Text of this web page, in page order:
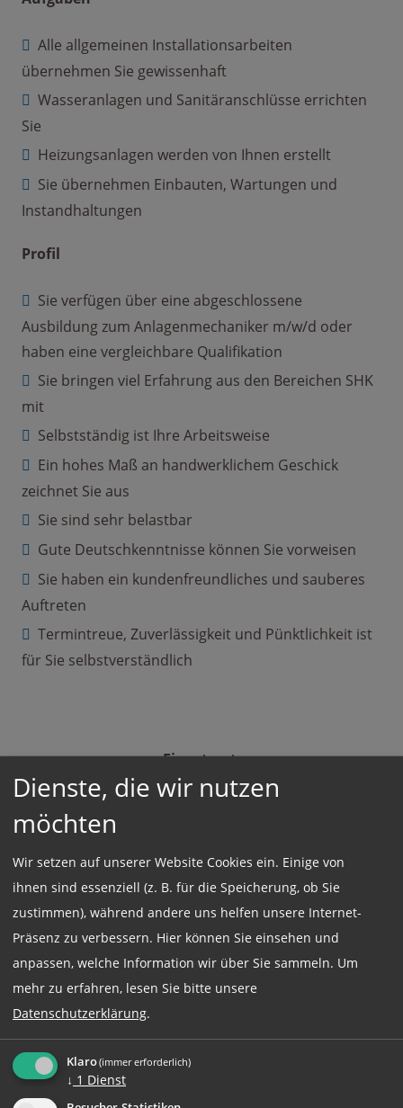
Alle allgemeinen Installationsarbeiten
übernehmen Sie gewissenhaft
Wasseranlagen und Sanitäranschlüsse errichten
Sie
Heizungsanlagen werden von Ihnen erstellt
Sie übernehmen Einbauten, Wartungen und
Instandhaltungen
Profil
Sie verfügen über eine abgeschlossene
Ausbildung zum Anlagenmechaniker m/w/d oder
haben eine vergleichbare Qualifikation
Sie bringen viel Erfahrung aus den Bereichen SHK
mit
Selbstständig ist Ihre Arbeitsweise
Ein hohes Maß an handwerklichem Geschick
zeichnet Sie aus
Sie sind sehr belastbar
Gute Deutschkenntnisse können Sie vorweisen
Sie haben ein kundenfreundliches und sauberes
Auftreten
Termintreue, Zuverlässigkeit und Pünktlichkeit ist
für Sie selbstverständlich
Einsatzort:
München
Beschäftigungsart:
Vollzeit
Jetzt online Bewerben
Weitere Jobs
Dienste, die wir nutzen
möchten
Wir setzen auf unserer Website Cookies ein. Einige von
ihnen sind essenziell (z. B. für die Speicherung, ob Sie
zustimmen), während andere uns helfen unsere Internet-
Präsenz zu verbessern. Hier können Sie einsehen und
anpassen, welche Information wir über Sie sammeln. Um
mehr zu erfahren, lesen Sie bitte unsere
Datenschutzerklärung.
Klaro(immer erforderlich)
↓ 1 Dienst